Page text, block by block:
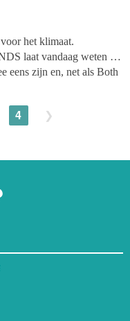
het klimaat.
laat vandaag weten dat
eens zijn en, net als Both
4